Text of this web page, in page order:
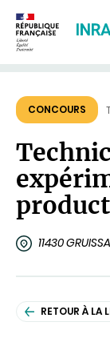
CONCOURS
11430
RETOUR À LA